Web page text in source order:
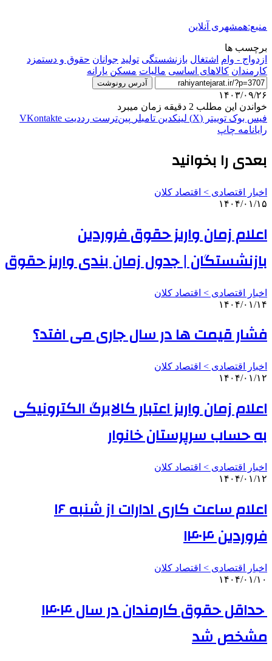
منبع:همشهری آنلاین
برچسب ها
ازدواج - وام اشتغال بازنشستگی تولید جوانان حقوق و دستمزد
کارمندان کالاهای اساسی مالیات مسکن یارانه
آدرس رونوشت
۱۴۰۳/۰۹/۲۶
خواندن این مطلب 2 دقیقه زمان میبرد
فیس بوک توییتر (X) لینکدین ‫تامبلر ‫پین‌ترست ‫رددیت ‫VKontakte
رایانامه چاپ
بعدی را بخوانید
اخبار اقتصادی > اقتصاد كلان
۱۴۰۴/۰۱/۱۵
اعلام زمان واریز حقوق فروردین
بازنشستگان | جدول زمان بندی واریز حقوق
اخبار اقتصادی > اقتصاد كلان
۱۴۰۴/۰۱/۱۴
فشار قیمت‌ ها در سال جاری می افتد؟
اخبار اقتصادی > اقتصاد كلان
۱۴۰۴/۰۱/۱۲
اعلام زمان واریز اعتبار کالابرگ الکترونیکی
به حساب سرپرستان خانوار
اخبار اقتصادی > اقتصاد كلان
۱۴۰۴/۰۱/۱۲
اعلام ساعت کاری ادارات از شنبه ۱۶
فروردین ۱۴۰۴
اخبار اقتصادی > اقتصاد كلان
۱۴۰۴/۰۱/۱۰
حداقل حقوق کارمندان در سال ۱۴۰۴
مشخص شد